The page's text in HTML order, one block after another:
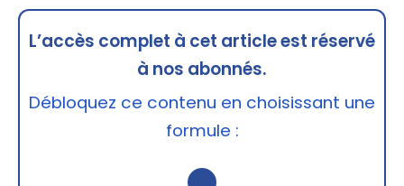
L’accès complet à cet article est réservé
à nos abonnés.
Débloquez ce contenu en choisissant une
formule :